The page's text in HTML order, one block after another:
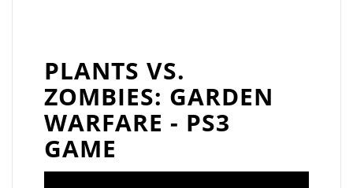
PLANTS VS.
ZOMBIES: GARDEN
WARFARE - PS3
GAME